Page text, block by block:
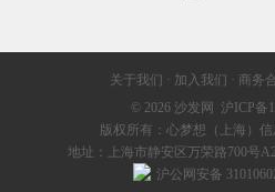
关于我们 · 加入我们 · 商务
© 2026 沙发网
沪ICP备
版权所有：心梦想（上海）信
地址：上海市静安区万荣路700号
沪公网安备